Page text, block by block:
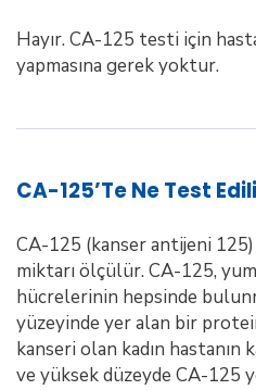
Hayır. CA-125 testi için
yapmasına gerek yoktur.
CA-125’te Ne Test
CA-125 (kanser antijeni
miktarı ölçülür. CA-125,
hücrelerinin hepsinde
yüzeyinde yer alan bir
kanseri olan kadın hastanın
ve yüksek düzeyde CA-125